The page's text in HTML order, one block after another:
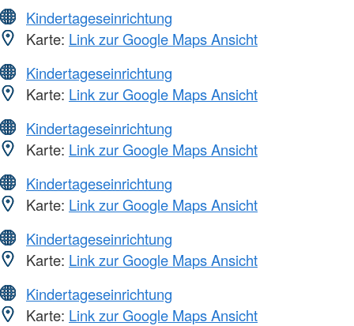
Kindertageseinrichtung
Karte: Link zur Google Maps Ansicht
Kindertageseinrichtung
Karte: Link zur Google Maps Ansicht
Kindertageseinrichtung
Karte: Link zur Google Maps Ansicht
Kindertageseinrichtung
Karte: Link zur Google Maps Ansicht
Kindertageseinrichtung
Karte: Link zur Google Maps Ansicht
Kindertageseinrichtung
Karte: Link zur Google Maps Ansicht